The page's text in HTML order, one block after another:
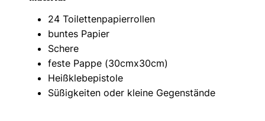
24 Toilettenpapierrollen
buntes Papier
Schere
feste Pappe (30cmx30cm)
Heißklebepistole
Süßigkeiten oder kleine Gegenstände